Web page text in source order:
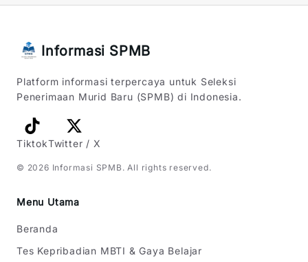
Informasi SPMB
Platform informasi terpercaya untuk Seleksi
Penerimaan Murid Baru (SPMB) di Indonesia.
TiktokTwitter / X
© 2026 Informasi SPMB . All rights reserved.
Menu Utama
Beranda
Tes Kepribadian MBTI & Gaya Belajar